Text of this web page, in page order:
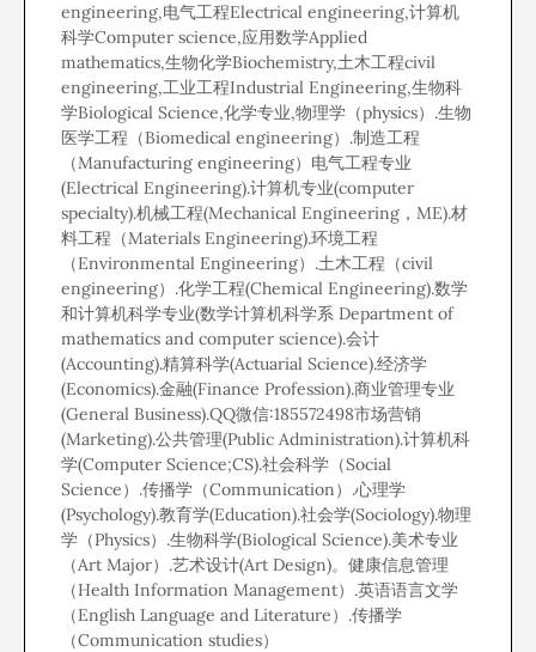
engineering,电气工程Electrical engineering,计算机
科学Computer science,应用数学Applied
mathematics,生物化学Biochemistry,土木工程civil
engineering,工业工程Industrial Engineering,生物科
学Biological Science,化学专业,物理学（physics）.生物
医学工程（Biomedical engineering）.制造工程
（Manufacturing engineering）电气工程专业
(Electrical Engineering).计算机专业(computer
specialty).机械工程(Mechanical Engineering，ME).材
料工程（Materials Engineering).环境工程
（Environmental Engineering）.土木工程（civil
engineering）.化学工程(Chemical Engineering).数学
和计算机科学专业(数学计算机科学系 Department of
mathematics and computer science).会计
(Accounting).精算科学(Actuarial Science).经济学
(Economics).金融(Finance Profession).商业管理专业
(General Business).QQ微信:185572498市场营销
(Marketing).公共管理(Public Administration).计算机科
学(Computer Science;CS).社会科学（Social
Science）.传播学（Communication）.心理学
(Psychology).教育学(Education).社会学(Sociology).物理
学（Physics）.生物科学(Biological Science).美术专业
（Art Major）.艺术设计(Art Design)。健康信息管理
（Health Information Management）.英语语言文学
（English Language and Literature）.传播学
（Communication studies）